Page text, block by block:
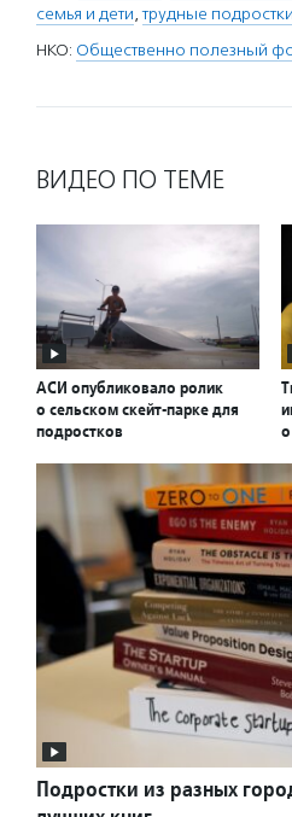
семья и дети,трудные подростки
НКО: Общественно полезный
ВИДЕО ПО ТЕМЕ
АСИ опубликовало ролик
о сельском скейт-парке для
подростков
Подростки из разных